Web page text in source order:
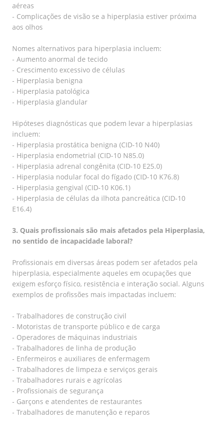
aéreas
- Complicações de visão se a hiperplasia estiver próxima
aos olhos
Nomes alternativos para hiperplasia incluem:
- Aumento anormal de tecido
- Crescimento excessivo de células
- Hiperplasia benigna
- Hiperplasia patológica
- Hiperplasia glandular
Hipóteses diagnósticas que podem levar a hiperplasias
incluem:
- Hiperplasia prostática benigna (CID-10 N40)
- Hiperplasia endometrial (CID-10 N85.0)
- Hiperplasia adrenal congênita (CID-10 E25.0)
- Hiperplasia nodular focal do fígado (CID-10 K76.8)
- Hiperplasia gengival (CID-10 K06.1)
- Hiperplasia de células da ilhota pancreática (CID-10
E16.4)
3. Quais profissionais são mais afetados pela Hiperplasia,
no sentido de incapacidade laboral?
Profissionais em diversas áreas podem ser afetados pela
hiperplasia, especialmente aqueles em ocupações que
exigem esforço físico, resistência e interação social. Alguns
exemplos de profissões mais impactadas incluem:
- Trabalhadores de construção civil
- Motoristas de transporte público e de carga
- Operadores de máquinas industriais
- Trabalhadores de linha de produção
- Enfermeiros e auxiliares de enfermagem
- Trabalhadores de limpeza e serviços gerais
- Trabalhadores rurais e agrícolas
- Profissionais de segurança
- Garçons e atendentes de restaurantes
- Trabalhadores de manutenção e reparos